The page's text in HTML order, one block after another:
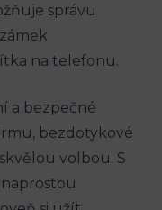
správu
na telefonu.
a bezpečné
bezdotykové
volbou. S